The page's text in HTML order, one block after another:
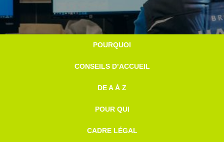
POURQUOI
CONSEILS D’ACCUEIL
DE A À Z
POUR QUI
CADRE LÉGAL